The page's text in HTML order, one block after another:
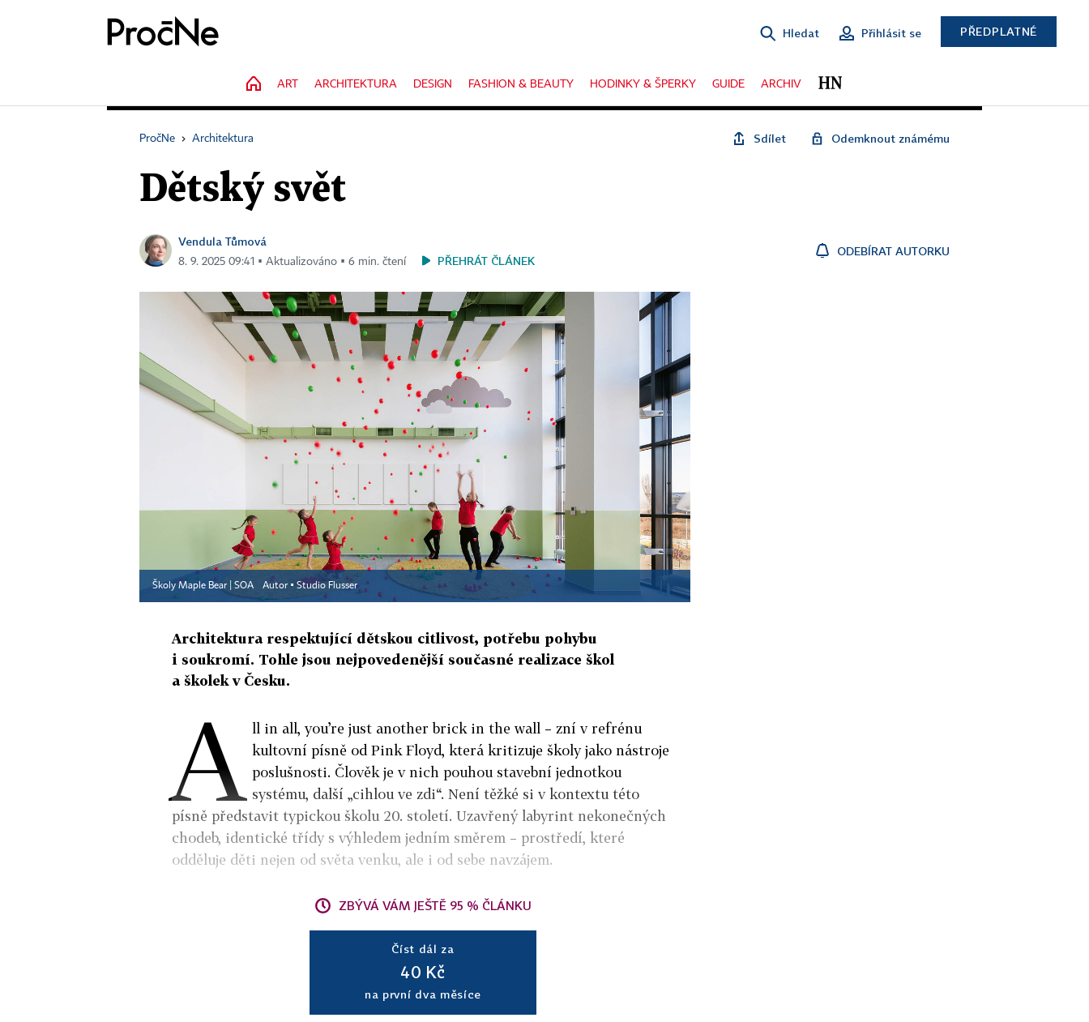
Hledat Přihlásit se PŘEDPLATNÉ
HOME
ART ARCHITEKTURA DESIGN FASHION & BEAUTY HODINKY & ŠPERKY GUIDE ARCHIV
PročNe › Architektura Sdílet Odemknout známému
Dětský svět
Vendula Tůmová
8. 9. 2025 09:41 ▪ Aktualizováno ▪ 6 min. čtení PŘEHRÁT ČLÁNEK
ODEBÍRAT AUTORKU
Školy Maple Bear | SOA Autor ▪ Studio Flusser
Architektura respektující dětskou citlivost, potřebu pohybu
i soukromí. Tohle jsou nejpovedenější současné realizace škol
a školek v Česku.
A ll in all, you’re just another brick in the wall – zní v refrénu
kultovní písně od Pink Floyd, která kritizuje školy jako nástroje
poslušnosti. Člověk je v nich pouhou stavební jednotkou
systému, další „cihlou ve zdi“. Není těžké si v kontextu této
písně představit typickou školu 20. století. Uzavřený labyrint nekonečných
chodeb, identické třídy s výhledem jedním směrem – prostředí, které
odděluje děti nejen od světa venku, ale i od sebe navzájem.
ZBÝVÁ VÁM JEŠTĚ 95 % ČLÁNKU
Číst dál za
40 Kč
na první dva měsíce